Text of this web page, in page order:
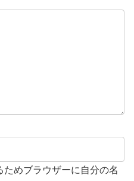
めブラウザーに自分の名